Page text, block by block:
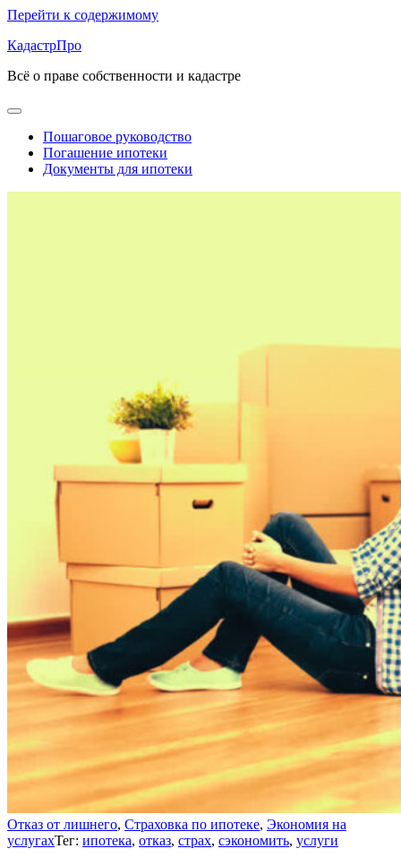
Перейти к содержимому
КадастрПро
Всё о праве собственности и кадастре
Пошаговое руководство
Погашение ипотеки
Документы для ипотеки
Отказ от лишнего, Страховка по ипотеке, Экономия на
услугахТег: ипотека, отказ, страх, сэкономить, услуги